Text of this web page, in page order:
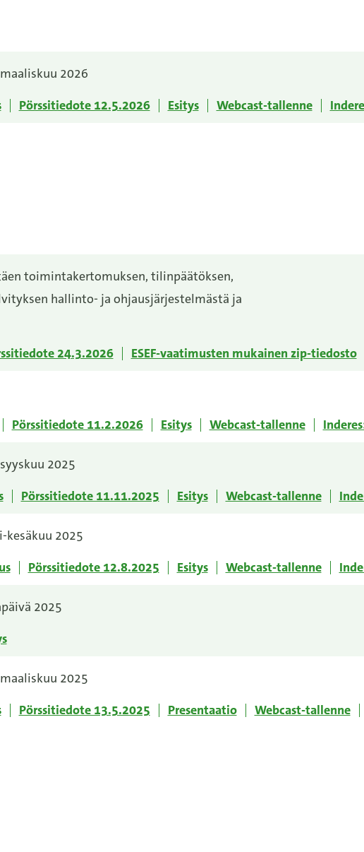
2026
Pörssitiedote 12.5.2026 Esitys Webcast-tallenne
toimintakertomuksen, tilinpäätöksen,
hallinto- ja ohjausjärjestelmästä ja
24.3.2026 ESEF-vaatimusten mukainen zip-tiedosto
Pörssitiedote 11.2.2026 Esitys Webcast-tallenne
2025
Pörssitiedote 11.11.2025 Esitys Webcast-tallenne
kesäkuu 2025
Pörssitiedote 12.8.2025 Esitys Webcast-tallenne
2025
2025
Pörssitiedote 13.5.2025 Presentaatio Webcast-tallenne